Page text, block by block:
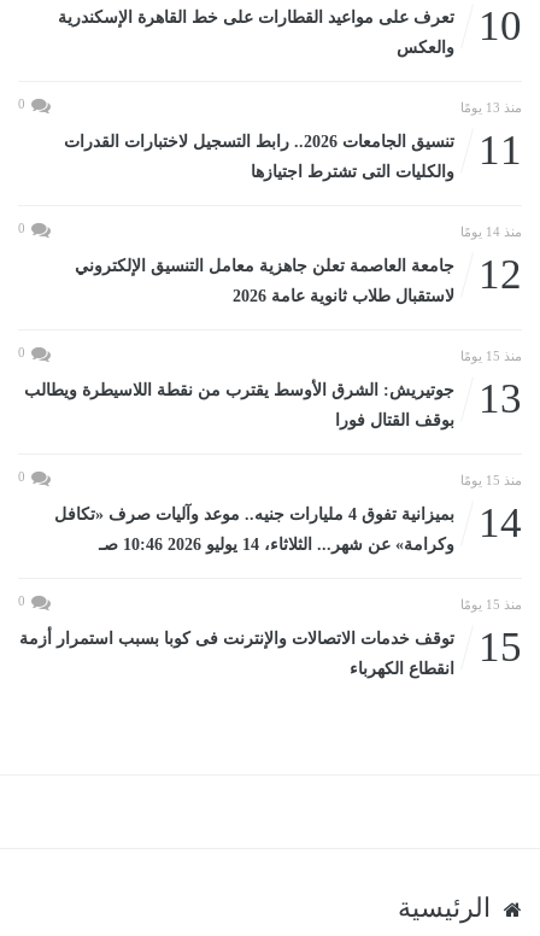
10
تعرف على مواعيد القطارات على خط القاهرة الإسكندرية
والعكس
منذ 13 يومًا 0
11
تنسيق الجامعات 2026.. رابط التسجيل لاختبارات القدرات
والكليات التى تشترط اجتيازها
منذ 14 يومًا 0
12
جامعة العاصمة تعلن جاهزية معامل التنسيق الإلكتروني
لاستقبال طلاب ثانوية عامة 2026
منذ 15 يومًا 0
13
جوتيريش: الشرق الأوسط يقترب من نقطة اللاسيطرة ويطالب
بوقف القتال فورا
منذ 15 يومًا 0
14
بميزانية تفوق 4 مليارات جنيه.. موعد وآليات صرف «تكافل
وكرامة» عن شهر... الثلاثاء، 14 يوليو 2026 10:46 صـ
منذ 15 يومًا 0
15
توقف خدمات الاتصالات والإنترنت فى كوبا بسبب استمرار أزمة
انقطاع الكهرباء
الرئيسية